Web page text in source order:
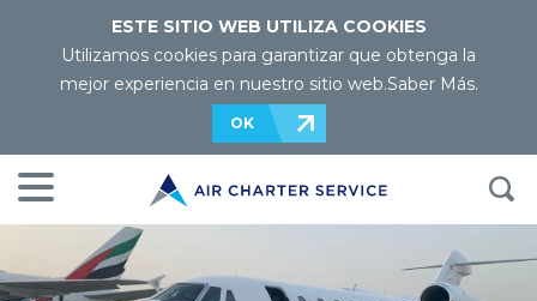
ESTE SITIO WEB UTILIZA COOKIES
Utilizamos cookies para garantizar que obtenga la
mejor experiencia en nuestro sitio web.Saber Más.
OK